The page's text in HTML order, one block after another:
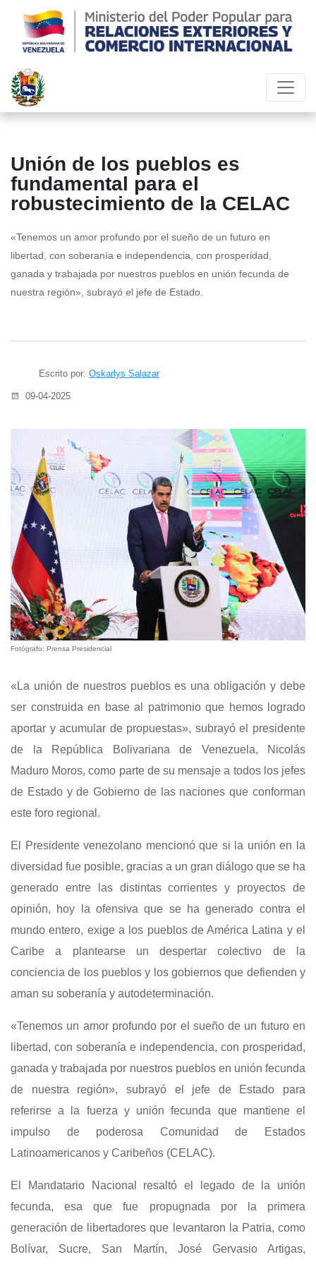
Unión de los pueblos es
fundamental para el
robustecimiento de la CELAC
«Tenemos un amor profundo por el sueño de un futuro en
libertad, con soberanía e independencia, con prosperidad,
ganada y trabajada por nuestros pueblos en unión fecunda de
nuestra región», subrayó el jefe de Estado.
Escrito por: Oskarlys Salazar
09-04-2025
Fotógrafo: Prensa Presidencial
«La unión de nuestros pueblos es una obligación y debe
ser construida en base al patrimonio que hemos logrado
aportar y acumular de propuestas», subrayó el presidente
de la República Bolivariana de Venezuela, Nicolás
Maduro Moros, como parte de su mensaje a todos los jefes
de Estado y de Gobierno de las naciones que conforman
este foro regional.
El Presidente venezolano mencionó que si la unión en la
diversidad fue posible, gracias a un gran diálogo que se ha
generado entre las distintas corrientes y proyectos de
opinión, hoy la ofensiva que se ha generado contra el
mundo entero, exige a los pueblos de América Latina y el
Caribe a plantearse un despertar colectivo de la
conciencia de los pueblos y los gobiernos que defienden y
aman su soberanía y autodeterminación.
«Tenemos un amor profundo por el sueño de un futuro en
libertad, con soberanía e independencia, con prosperidad,
ganada y trabajada por nuestros pueblos en unión fecunda
de nuestra región», subrayó el jefe de Estado para
referirse a la fuerza y unión fecunda que mantiene el
impulso de poderosa Comunidad de Estados
Latinoamericanos y Caribeños (CELAC).
El Mandatario Nacional resaltó el legado de la unión
fecunda, esa que fue propugnada por la primera
generación de libertadores que levantaron la Patria, como
Bolívar, Sucre, San Martín, José Gervasio Artigas,